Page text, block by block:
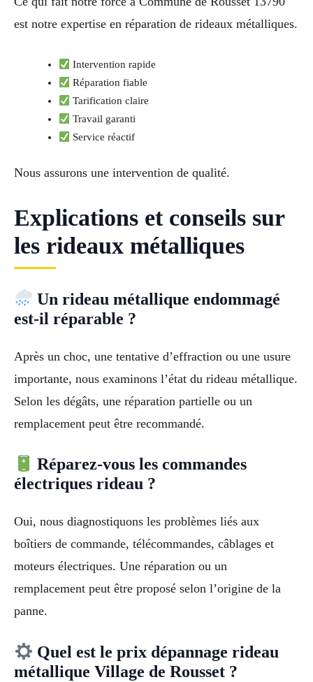
est notre expertise en réparation de rideaux métalliques.
Intervention rapide
Réparation fiable
Tarification claire
Travail garanti
Service réactif
Nous assurons une intervention de qualité.
Explications et conseils sur
les rideaux métalliques
Un rideau métallique endommagé
est-il réparable ?
Après un choc, une tentative d’effraction ou une usure
importante, nous examinons l’état du rideau métallique.
Selon les dégâts, une réparation partielle ou un
remplacement peut être recommandé.
Réparez-vous les commandes
électriques rideau ?
Oui, nous diagnostiquons les problèmes liés aux
boîtiers de commande, télécommandes, câblages et
moteurs électriques. Une réparation ou un
remplacement peut être proposé selon l’origine de la
panne.
Quel est le prix dépannage rideau
métallique Village de Rousset ?